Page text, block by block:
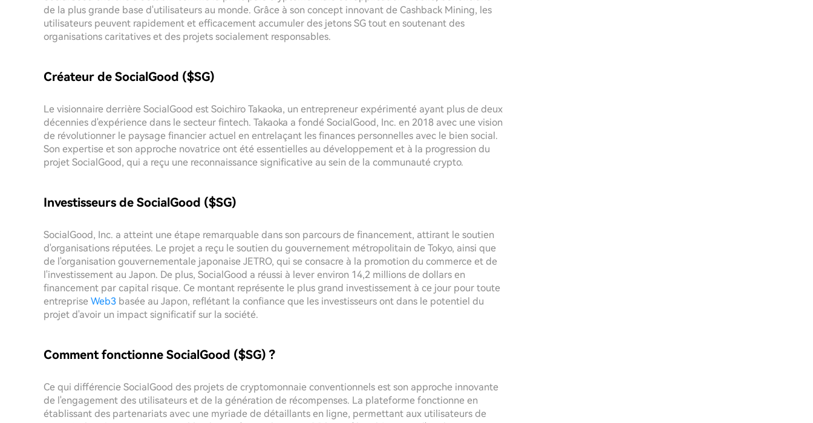
de la plus grande base d'utilisateurs au monde. Grâce à son concept innovant de Cashback Mining, les
utilisateurs peuvent rapidement et efficacement accumuler des jetons SG tout en soutenant des
organisations caritatives et des projets socialement responsables.
Créateur de SocialGood ($SG)
Le visionnaire derrière SocialGood est Soichiro Takaoka, un entrepreneur expérimenté ayant plus de deux
décennies d'expérience dans le secteur fintech. Takaoka a fondé SocialGood, Inc. en 2018 avec une vision
de révolutionner le paysage financier actuel en entrelaçant les finances personnelles avec le bien social.
Son expertise et son approche novatrice ont été essentielles au développement et à la progression du
projet SocialGood, qui a reçu une reconnaissance significative au sein de la communauté crypto.
Investisseurs de SocialGood ($SG)
SocialGood, Inc. a atteint une étape remarquable dans son parcours de financement, attirant le soutien
d'organisations réputées. Le projet a reçu le soutien du gouvernement métropolitain de Tokyo, ainsi que
de l'organisation gouvernementale japonaise JETRO, qui se consacre à la promotion du commerce et de
l'investissement au Japon. De plus, SocialGood a réussi à lever environ 14,2 millions de dollars en
financement par capital risque. Ce montant représente le plus grand investissement à ce jour pour toute
entreprise Web3 basée au Japon, reflétant la confiance que les investisseurs ont dans le potentiel du
projet d'avoir un impact significatif sur la société.
Comment fonctionne SocialGood ($SG) ?
Ce qui différencie SocialGood des projets de cryptomonnaie conventionnels est son approche innovante
de l'engagement des utilisateurs et de la génération de récompenses. La plateforme fonctionne en
établissant des partenariats avec une myriade de détaillants en ligne, permettant aux utilisateurs de